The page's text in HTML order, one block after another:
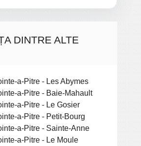
DINTRE ALTE
a-Pitre - Les Abymes
a-Pitre - Baie-Mahault
a-Pitre - Le Gosier
a-Pitre - Petit-Bourg
a-Pitre - Sainte-Anne
a-Pitre - Le Moule